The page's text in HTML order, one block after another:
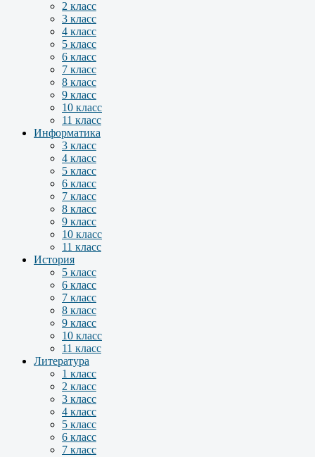
2 класс
3 класс
4 класс
5 класс
6 класс
7 класс
8 класс
9 класс
10 класс
11 класс
Информатика
3 класс
4 класс
5 класс
6 класс
7 класс
8 класс
9 класс
10 класс
11 класс
История
5 класс
6 класс
7 класс
8 класс
9 класс
10 класс
11 класс
Литература
1 класс
2 класс
3 класс
4 класс
5 класс
6 класс
7 класс